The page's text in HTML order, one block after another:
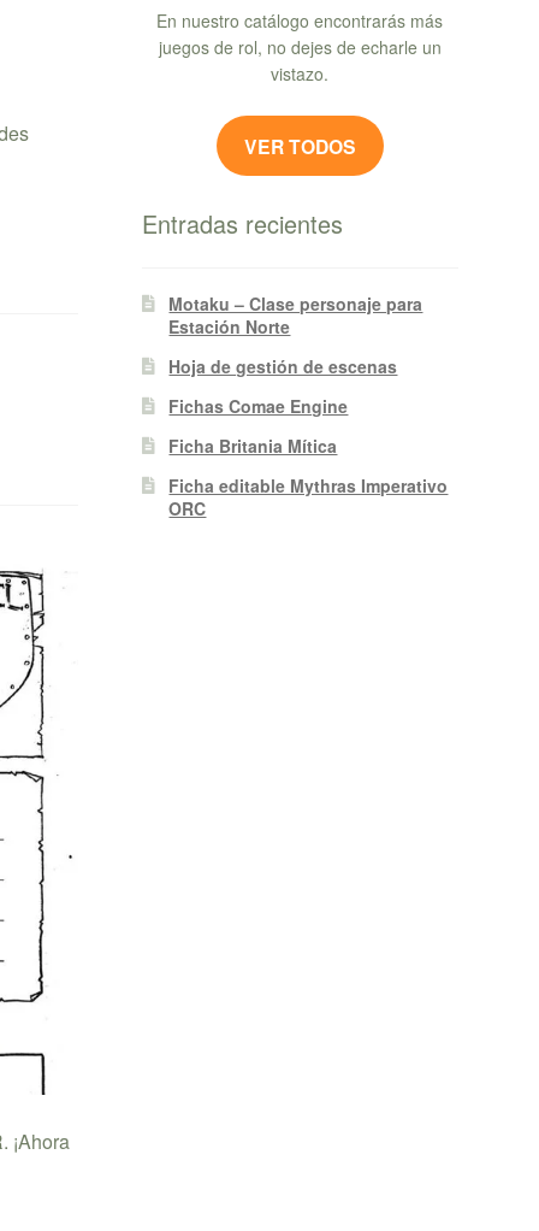
¡Ahora
En nuestro catálogo encontrarás más
juegos de rol, no dejes de echarle un
vistazo.
VER TODOS
Entradas recientes
Motaku – Clase personaje para
Estación Norte
Hoja de gestión de escenas
Fichas Comae Engine
Ficha Britania Mítica
Ficha editable Mythras Imperativo
ORC